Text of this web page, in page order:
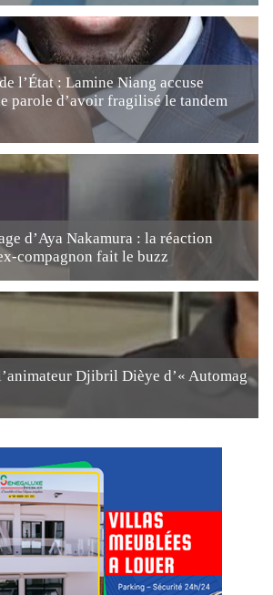
l’État : Lamine Niang accuse
parole d’avoir fragilisé le tandem
d’Aya Nakamura : la réaction
compagnon fait le buzz
Djibril Dièye d’« Automag